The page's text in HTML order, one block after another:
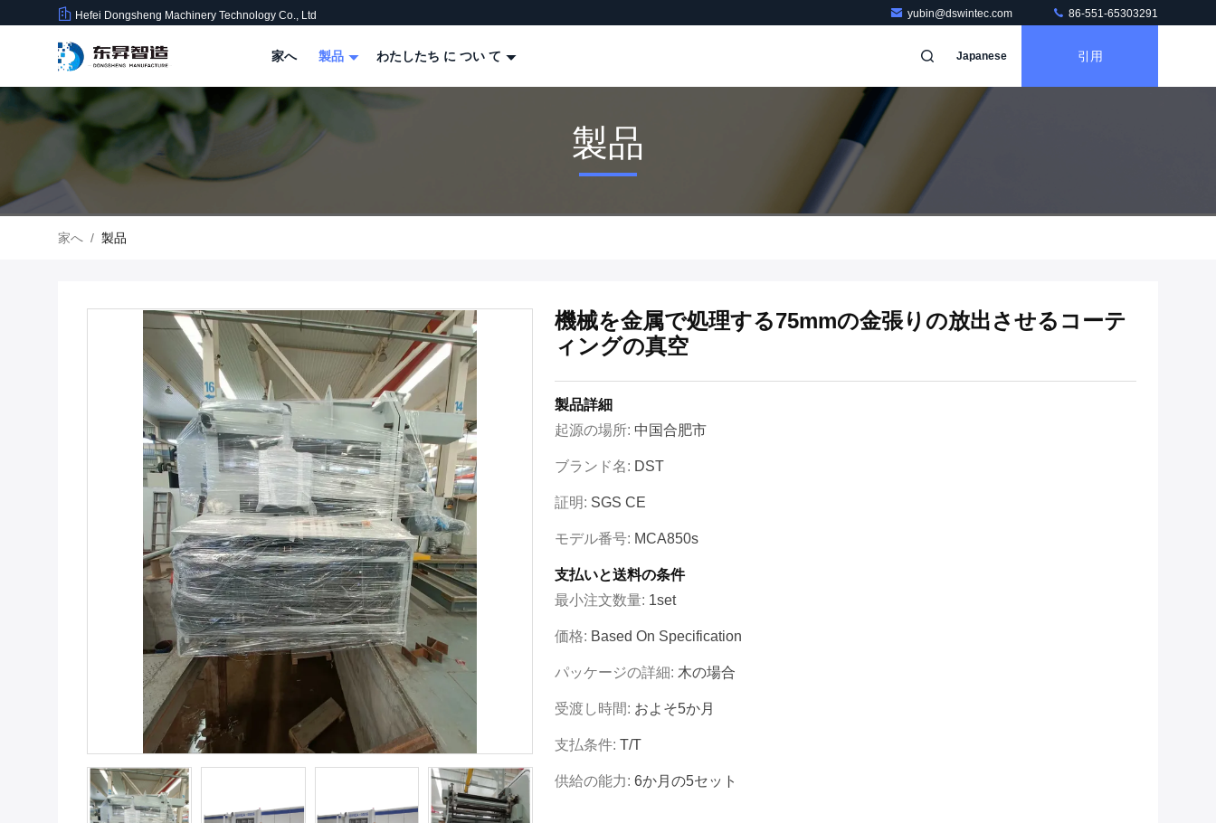
Hefei Dongsheng Machinery Technology Co., Ltd yubin@dswintec.com 86-551-65303291
家へ 製品 わたしたち に つい て Japanese 引用
製品
家へ / 製品
機械を金属で処理する75mmの金張りの放出させるコーテ
ィングの真空
製品詳細
起源の場所: 中国合肥市
ブランド名: DST
証明: SGS CE
モデル番号: MCA850s
支払いと送料の条件
最小注文数量: 1set
価格: Based On Specification
パッケージの詳細: 木の場合
受渡し時間: およそ5か月
支払条件: T/T
供給の能力: 6か月の5セット